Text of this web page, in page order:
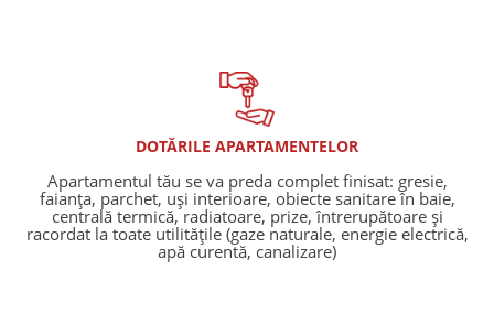
DOTĂRILE APARTAMENTELOR
Apartamentul tău se va preda complet finisat: gresie,
faianța, parchet, uși interioare, obiecte sanitare în baie,
centrală termică, radiatoare, prize, întrerupătoare și
racordat la toate utilitățile (gaze naturale, energie electrică,
apă curentă, canalizare)